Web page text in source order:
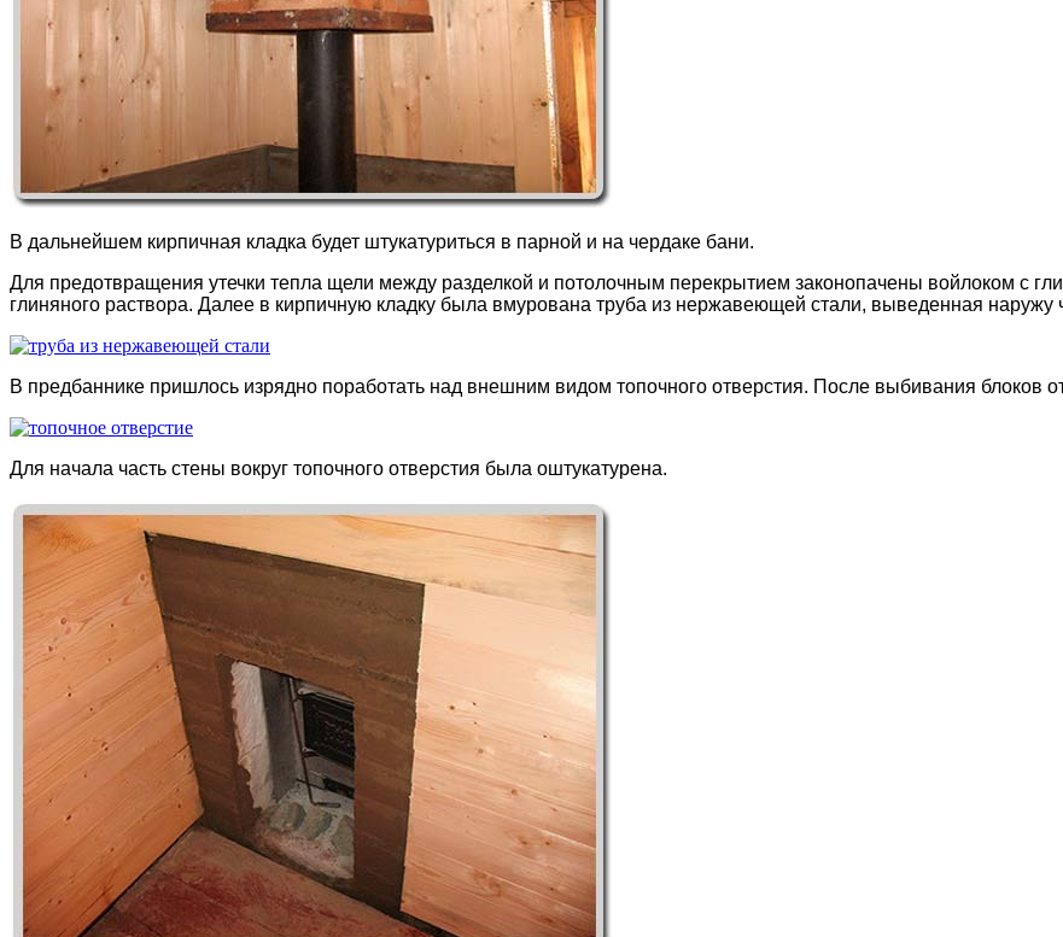
В дальнейшем кирпичная кладка будет штукатуриться в парной и на чердаке бани.
Для предотвращения утечки тепла щели между разделкой и потолочным перекрытием законопачены войлоком с
глиняного раствора. Далее в кирпичную кладку была вмурована труба из нержавеющей стали, выведенная наружу
В предбаннике пришлось изрядно поработать над внешним видом топочного отверстия. После выбивания блоков
Для начала часть стены вокруг топочного отверстия была оштукатурена.